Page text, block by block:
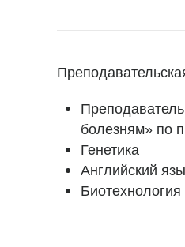
болезням» по
Генетика
Английский